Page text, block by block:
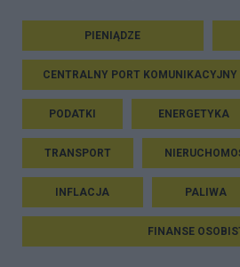
PIENIĄDZE
CENTRALNY PORT KOMUNIKACYJNY
PODATKI ENERGETYKA
TRANSPORT
INFLACJA PALIWA
FINANSE